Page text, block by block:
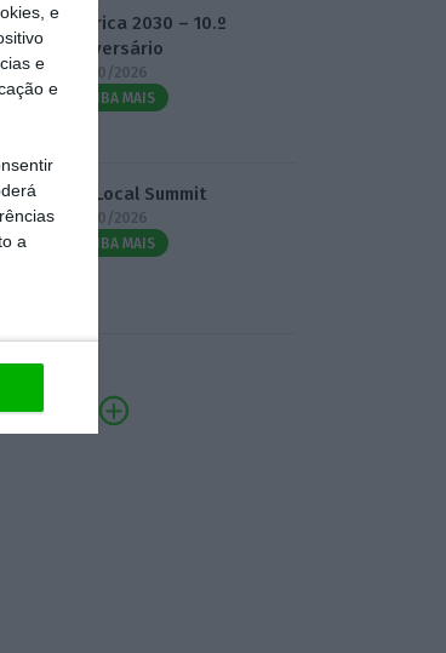
e
e
e
a
Fábrica 2030 – 10.º
Aniversário
14/10/2026
SAIBA MAIS
3.º Local Summit
07/10/2026
SAIBA MAIS